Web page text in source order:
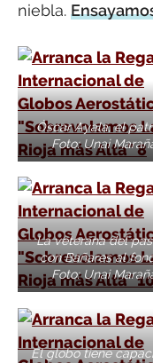
niebla.
Óscar Ayala, el
Foto: Unai
La veterana del
con Bañares al
Foto: Unai
El globo tiene